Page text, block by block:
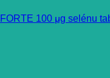
100 μg selénu